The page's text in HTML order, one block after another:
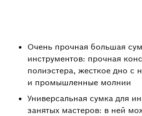
Очень прочная большая
инструментов: прочная
полиэстера, жесткое дно с
и промышленные молнии
Универсальная сумка для
занятых мастеров: в ней